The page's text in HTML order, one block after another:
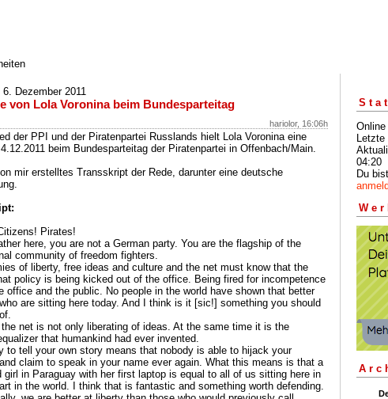
6. Dezember 2011
von Lola Voronina beim Bundesparteitag
hariolor, 16:06h
der PPI und der Piratenpartei Russlands hielt Lola Voronina eine
beim Bundesparteitag der Piratenpartei in Offenbach/Main.
mir erstelltes Transskript der Rede, darunter eine deutsche
Pirates!
here, you are not a German party. You are the flagship of the
community of freedom fighters.
of liberty, free ideas and culture and the net must know that the
policy is being kicked out of the office. Being fired for incompetence
office and the public. No people in the world have shown that better
are sitting here today. And I think is it [sic!] something you should
the net is not only liberating of ideas. At the same time it is the
that humankind had ever invented.
to tell your own story means that nobody is able to hijack your
claim to speak in your name ever again. What this means is that a
girl in Paraguay with her first laptop is equal to all of us sitting here in
in the world. I think that is fantastic and something worth defending.
Letzte
04:20
Du